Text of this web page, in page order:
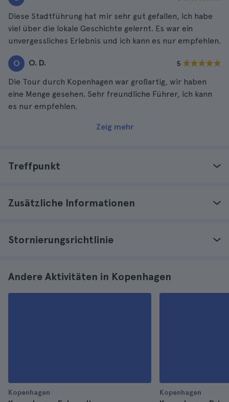
Diese Stadtführung hat mir sehr gut gefallen, ich habe
viel über die lokale Geschichte gelernt. Es war ein
unvergessliches Erlebnis und ich kann es nur empfehlen.
O O. D. 5
Die Tour durch Kopenhagen war großartig, wir haben
eine Menge gesehen. Sehr freundliche Führer, ich kann
es nur empfehlen.
Zeig mehr
Treffpunkt
Zusätzliche Informationen
Stornierungsrichtlinie
Andere Aktivitäten in Kopenhagen
Kopenhagen Kopenhagen